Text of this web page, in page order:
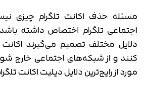
مسئله حذف اکانت تلگرام چیزی
اجتماعی تلگرام اختصاص داشته
دلایل مختلف تصمیم می‌گیرند
کنند و از شبکه‌های اجتماعی خارج
مورد از رایج‌ترین دلایل دیلیت اکانت